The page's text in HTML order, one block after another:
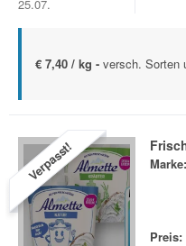
25.07.
€ 7,40 / kg - versch. Sorten
Verpasst! Marke:
Preis: